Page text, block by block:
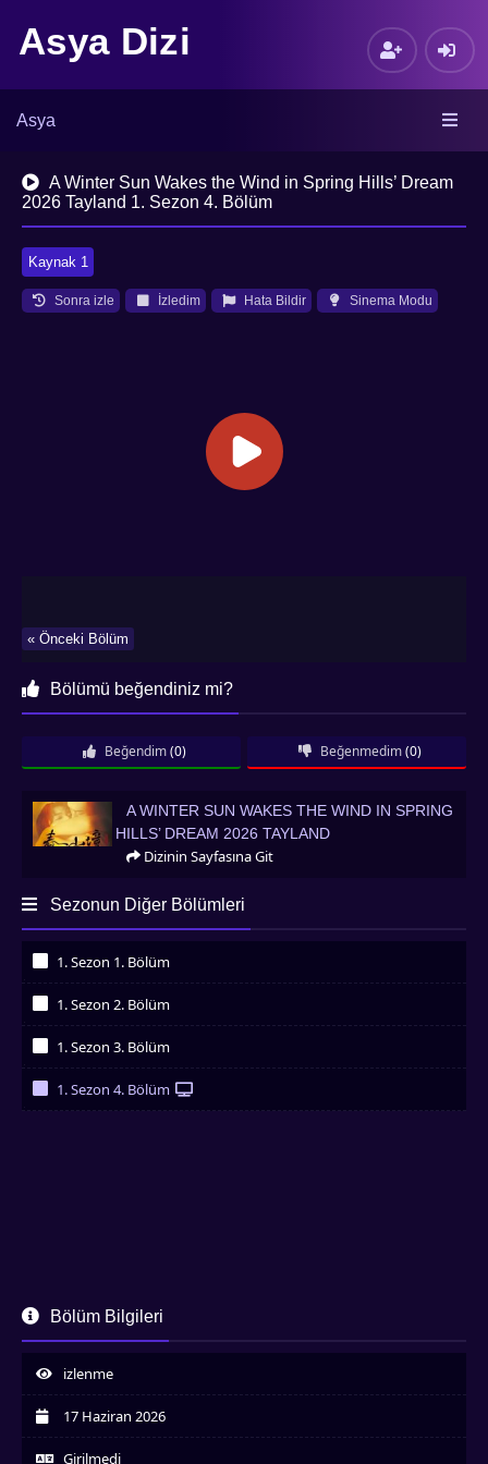
Asya Dizi
Asya
A Winter Sun Wakes the Wind in Spring Hills’ Dream
2026 Tayland 1. Sezon 4. Bölüm
Kaynak 1
Sonra izle İzledim Hata Bildir Sinema Modu
« Önceki Bölüm
Bölümü beğendiniz mi?
Beğendim (0) Beğenmedim (0)
A Winter Sun Wakes the Wind in Spring Hills’ Dream 2026 Tayland
A WINTER SUN WAKES THE WIND IN SPRING
HILLS’ DREAM 2026 TAYLAND
Dizinin Sayfasına Git
Sezonun Diğer Bölümleri
1. Sezon 1. Bölüm
1. Sezon 2. Bölüm
1. Sezon 3. Bölüm
1. Sezon 4. Bölüm
Bölüm Bilgileri
izlenme
17 Haziran 2026
Girilmedi